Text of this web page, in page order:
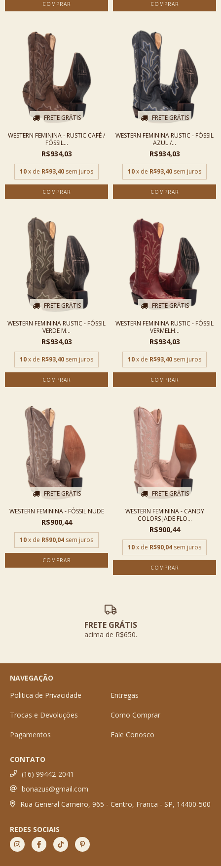
COMPRAR COMPRAR
FRETE GRÁTIS
WESTERN FEMININA - RUSTIC CAFÉ /
FÓSSIL...
R$934,03
10x de R$93,40 sem juros
COMPRAR
FRETE GRÁTIS
WESTERN FEMININA RUSTIC - FÓSSIL
AZUL /...
R$934,03
10x de R$93,40 sem juros
COMPRAR
FRETE GRÁTIS
WESTERN FEMININA RUSTIC - FÓSSIL
VERDE M...
R$934,03
10x de R$93,40 sem juros
COMPRAR
FRETE GRÁTIS
WESTERN FEMININA RUSTIC - FÓSSIL
VERMELH...
R$934,03
10x de R$93,40 sem juros
COMPRAR
FRETE GRÁTIS
WESTERN FEMININA - FÓSSIL NUDE
R$900,44
10x de R$90,04 sem juros
COMPRAR
FRETE GRÁTIS
WESTERN FEMININA - CANDY
COLORS JADE FLO...
R$900,44
10x de R$90,04 sem juros
COMPRAR
FRETE GRÁTIS
acima de R$650.
NAVEGAÇÃO
Politica de Privacidade
Entregas
Trocas e Devoluções Como Comprar
Pagamentos Fale Conosco
CONTATO
(16) 99442-2041
bonazus@gmail.com
Rua General Carneiro, 965 - Centro, Franca - SP, 14400-500
REDES SOCIAIS